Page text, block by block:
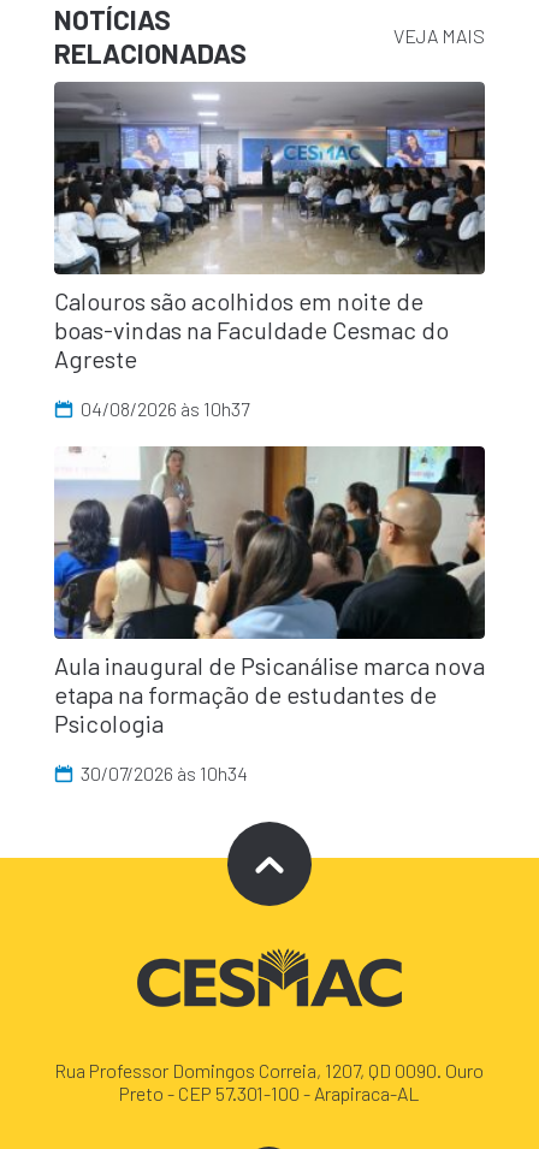
NOTÍCIAS
RELACIONADAS
VEJA MAIS
Calouros são acolhidos em noite de
boas-vindas na Faculdade Cesmac do
Agreste
04/08/2026 às 10h37
Aula inaugural de Psicanálise marca nova
etapa na formação de estudantes de
Psicologia
30/07/2026 às 10h34
Rua Professor Domingos Correia, 1207, QD 0090. Ouro
Preto - CEP 57.301-100 - Arapiraca-AL